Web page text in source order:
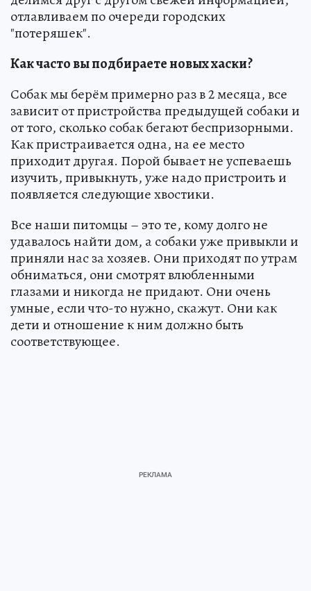
отлавливаем по очереди городских
"потеряшек".
Как часто вы подбираете новых хаски?
Собак мы берём примерно раз в 2 месяца, все
зависит от пристройства предыдущей собаки и
от того, сколько собак бегают беспризорными.
Как пристраивается одна, на ее место
приходит другая. Порой бывает не успеваешь
изучить, привыкнуть, уже надо пристроить и
появляется следующие хвостики.
Все наши питомцы – это те, кому долго не
удавалось найти дом, а собаки уже привыкли и
приняли нас за хозяев. Они приходят по утрам
обниматься, они смотрят влюбленными
глазами и никогда не придают. Они очень
умные, если что-то нужно, скажут. Они как
дети и отношение к ним должно быть
соответствующее.